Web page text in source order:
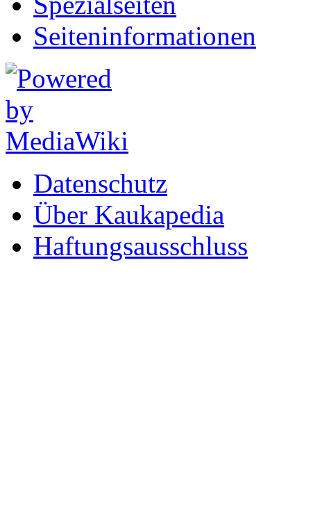
Seiten­informationen
Datenschutz
Über Kaukapedia
Haftungsausschluss